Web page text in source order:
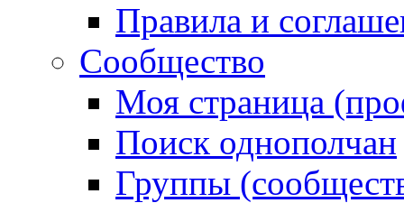
Правила и
Сообщество
Моя страница
Поиск однополчан
Группы